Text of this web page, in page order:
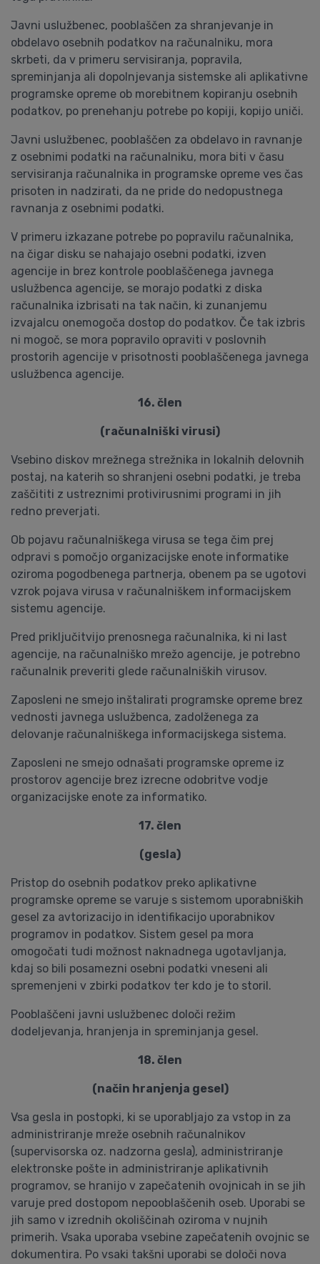
Javni uslužbenec, pooblaščen za shranjevanje in
obdelavo osebnih podatkov na računalniku, mora
skrbeti, da v primeru servisiranja, popravila,
spreminjanja ali dopolnjevanja sistemske ali aplikativne
programske opreme ob morebitnem kopiranju osebnih
podatkov, po prenehanju potrebe po kopiji, kopijo uniči.
Javni uslužbenec, pooblaščen za obdelavo in ravnanje
z osebnimi podatki na računalniku, mora biti v času
servisiranja računalnika in programske opreme ves čas
prisoten in nadzirati, da ne pride do nedopustnega
ravnanja z osebnimi podatki.
V primeru izkazane potrebe po popravilu računalnika,
na čigar disku se nahajajo osebni podatki, izven
agencije in brez kontrole pooblaščenega javnega
uslužbenca agencije, se morajo podatki z diska
računalnika izbrisati na tak način, ki zunanjemu
izvajalcu onemogoča dostop do podatkov. Če tak izbris
ni mogoč, se mora popravilo opraviti v poslovnih
prostorih agencije v prisotnosti pooblaščenega javnega
uslužbenca agencije.
16. člen
(računalniški virusi)
Vsebino diskov mrežnega strežnika in lokalnih delovnih
postaj, na katerih so shranjeni osebni podatki, je treba
zaščititi z ustreznimi protivirusnimi programi in jih
redno preverjati.
Ob pojavu računalniškega virusa se tega čim prej
odpravi s pomočjo organizacijske enote informatike
oziroma pogodbenega partnerja, obenem pa se ugotovi
vzrok pojava virusa v računalniškem informacijskem
sistemu agencije.
Pred priključitvijo prenosnega računalnika, ki ni last
agencije, na računalniško mrežo agencije, je potrebno
računalnik preveriti glede računalniških virusov.
Zaposleni ne smejo inštalirati programske opreme brez
vednosti javnega uslužbenca, zadolženega za
delovanje računalniškega informacijskega sistema.
Zaposleni ne smejo odnašati programske opreme iz
prostorov agencije brez izrecne odobritve vodje
organizacijske enote za informatiko.
17. člen
(gesla)
Pristop do osebnih podatkov preko aplikativne
programske opreme se varuje s sistemom uporabniških
gesel za avtorizacijo in identifikacijo uporabnikov
programov in podatkov. Sistem gesel pa mora
omogočati tudi možnost naknadnega ugotavljanja,
kdaj so bili posamezni osebni podatki vneseni ali
spremenjeni v zbirki podatkov ter kdo je to storil.
Pooblaščeni javni uslužbenec določi režim
dodeljevanja, hranjenja in spreminjanja gesel.
18. člen
(način hranjenja gesel)
Vsa gesla in postopki, ki se uporabljajo za vstop in za
administriranje mreže osebnih računalnikov
(supervisorska oz. nadzorna gesla), administriranje
elektronske pošte in administriranje aplikativnih
programov, se hranijo v zapečatenih ovojnicah in se jih
varuje pred dostopom nepooblaščenih oseb. Uporabi se
jih samo v izrednih okoliščinah oziroma v nujnih
primerih. Vsaka uporaba vsebine zapečatenih ovojnic se
dokumentira. Po vsaki takšni uporabi se določi nova